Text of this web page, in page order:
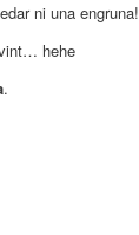
ni una engruna!
hehe
.